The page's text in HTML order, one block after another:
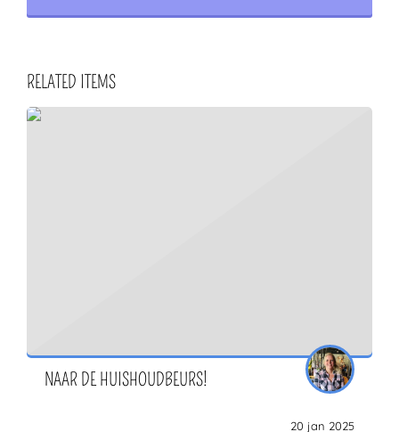
RELATED ITEMS
NAAR DE HUISHOUDBEURS!
20 jan 2025